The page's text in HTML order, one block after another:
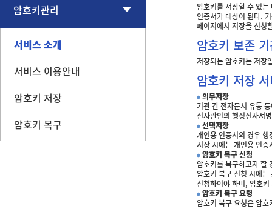
암호키관리
서비스 소개
서비스 이용안내
암호키 저장
암호키 복구
암호키를 저장할 수 있
인증서가 대상이 된다.
페이지에서 저장을 신청
암호키 보존
저장되는 암호키는 저장
암호키 저장
의무저장
기관 간 전자문서 유통
전자관인의 행정전자서
선택저장
개인용 인증서의 경우
저장 시에는 개인용 인
암호키 복구 신청
암호키를 복구하고자 할
암호키 복구 신청 시에
신청하여야 하며, 암호
암호키 복구 요령
암호키 복구 요청은 암